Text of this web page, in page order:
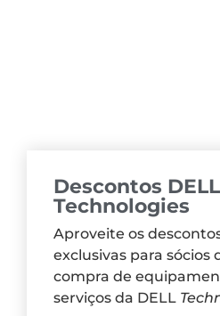
Descontos DELL
Technologies
Aproveite os
exclusivas para sócios
compra de
serviços da DELL